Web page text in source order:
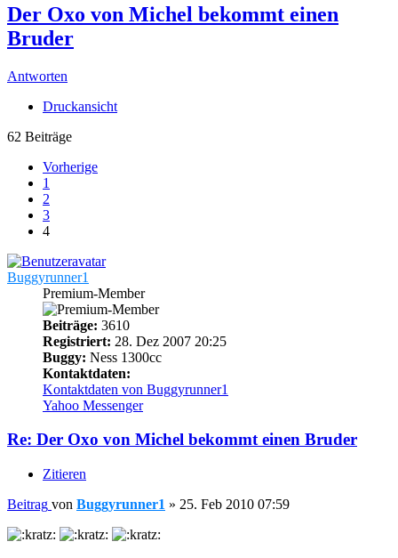
Der Oxo von Michel bekommt einen
Bruder
Antworten
Druckansicht
62 Beiträge
Vorherige
1
2
3
4
Buggyrunner1
Premium-Member
Beiträge: 3610
Registriert: 28. Dez 2007 20:25
Buggy: Ness 1300cc
Kontaktdaten:
Kontaktdaten von Buggyrunner1
Yahoo Messenger
Re: Der Oxo von Michel bekommt einen Bruder
Zitieren
Beitrag von Buggyrunner1 » 25. Feb 2010 07:59